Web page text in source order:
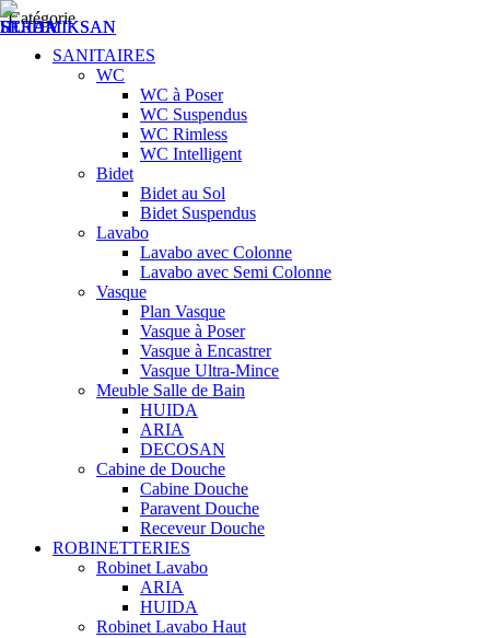
Catégorie
SANITAIRES
WC
WC à Poser
WC Suspendus
WC Rimless
WC Intelligent
Bidet
Bidet au Sol
Bidet Suspendus
Lavabo
Lavabo avec Colonne
Lavabo avec Semi Colonne
Vasque
Plan Vasque
Vasque à Poser
Vasque à Encastrer
Vasque Ultra-Mince
Meuble Salle de Bain
HUIDA
ARIA
DECOSAN
Cabine de Douche
Cabine Douche
Paravent Douche
Receveur Douche
ROBINETTERIES
Robinet Lavabo
ARIA
HUIDA
Robinet Lavabo Haut